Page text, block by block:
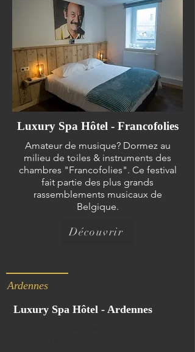
Luxury Spa Hôtel - Francofolies
Amateur de musique? Dormez au
milieu de toiles & instruments des
chambres "Francofolies". Ce festival
fait partie des plus grands
rassemblements musicaux de
Belgique.
Découvrir
Ardennes
Luxury Spa Hôtel - Ardennes